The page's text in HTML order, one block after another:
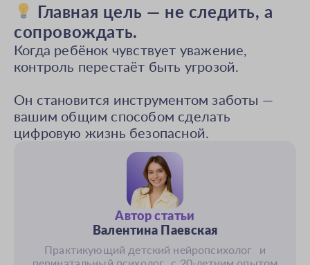
Главная цель — не следить, а
сопровождать.
Когда ребёнок чувствует уважение,
контроль перестаёт быть угрозой.
Он становится инструментом заботы —
вашим общим способом сделать
цифровую жизнь безопасной.
Автор статьи
Валентина Паевская
Практикующий детский нейропсихолог и
перинатальный психолог с 20-летним опытом